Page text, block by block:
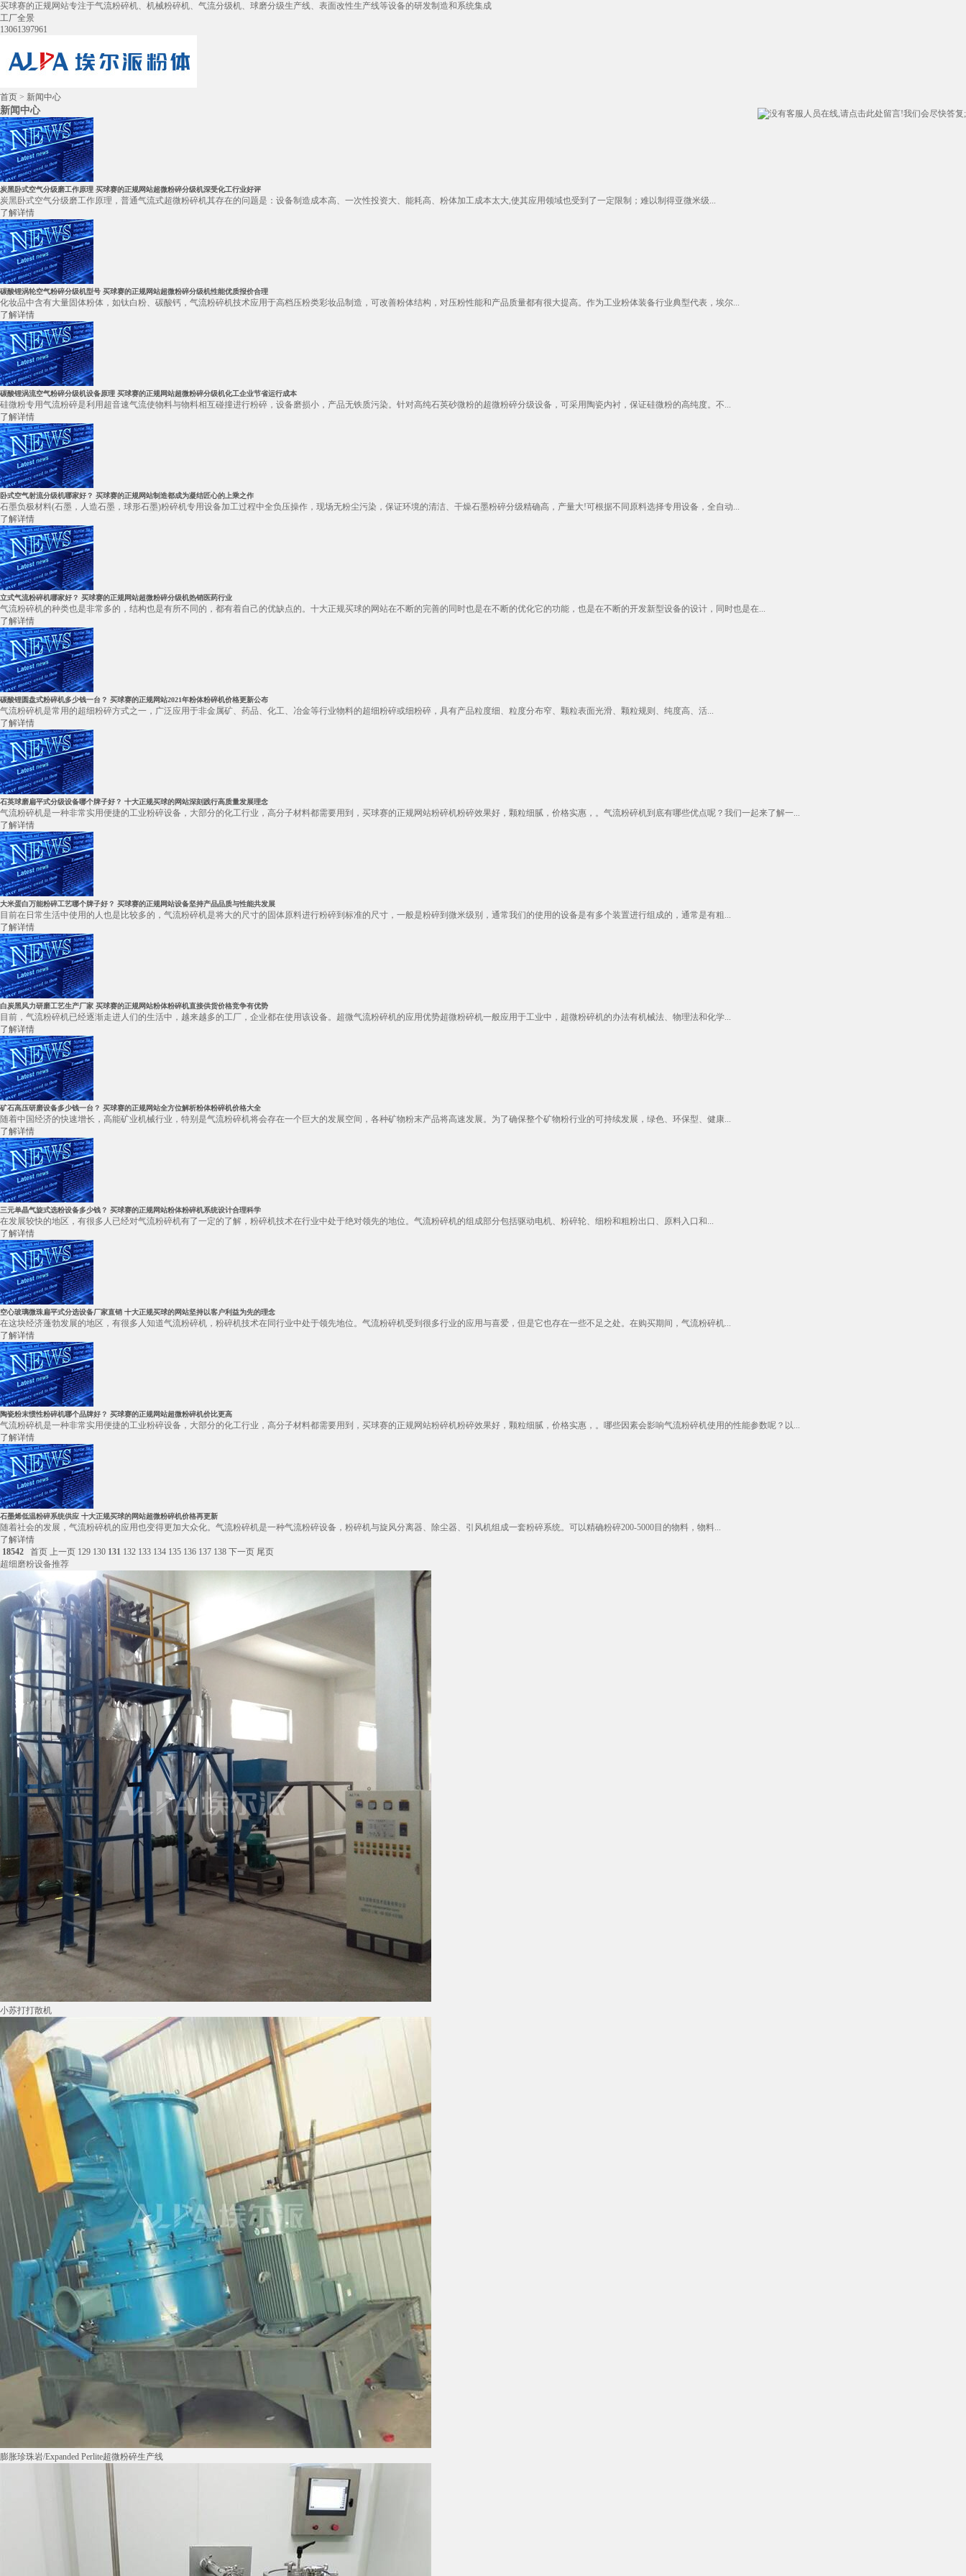
买球赛的正规网站专注于气流粉碎机、机械粉碎机、气流分级机、球磨分级生产线、表面改性生产线等设备的研发制造和系统集成
工厂全景
13061397961
首页 > 新闻中心
新闻中心
炭黑卧式空气分级磨工作原理 买球赛的正规网站超微粉碎分级机深受化工行业好评
炭黑卧式空气分级磨工作原理，普通气流式超微粉碎机其存在的问题是：设备制造成本高、一次性投资大、能耗高、粉体加工成本太大,使其应用领域也受到了一定限制；难以制得亚微米级...
了解详情
碳酸锂涡轮空气粉碎分级机型号 买球赛的正规网站超微粉碎分级机性能优质报价合理
化妆品中含有大量固体粉体，如钛白粉、碳酸钙，气流粉碎机技术应用于高档压粉类彩妆品制造，可改善粉体结构，对压粉性能和产品质量都有很大提高。作为工业粉体装备行业典型代表，埃尔...
了解详情
碳酸锂涡流空气粉碎分级机设备原理 买球赛的正规网站超微粉碎分级机化工企业节省运行成本
硅微粉专用气流粉碎是利用超音速气流使物料与物料相互碰撞进行粉碎，设备磨损小，产品无铁质污染。针对高纯石英砂微粉的超微粉碎分级设备，可采用陶瓷内衬，保证硅微粉的高纯度。不...
了解详情
卧式空气射流分级机哪家好？ 买球赛的正规网站制造都成为凝结匠心的上乘之作
石墨负极材料(石墨，人造石墨，球形石墨)粉碎机专用设备加工过程中全负压操作，现场无粉尘污染，保证环境的清洁、干燥石墨粉碎分级精确高，产量大!可根据不同原料选择专用设备，全自动...
了解详情
立式气流粉碎机哪家好？ 买球赛的正规网站超微粉碎分级机热销医药行业
气流粉碎机的种类也是非常多的，结构也是有所不同的，都有着自己的优缺点的。十大正规买球的网站在不断的完善的同时也是在不断的优化它的功能，也是在不断的开发新型设备的设计，同时也是在...
了解详情
碳酸锂圆盘式粉碎机多少钱一台？ 买球赛的正规网站2021年粉体粉碎机价格更新公布
气流粉碎机是常用的超细粉碎方式之一，广泛应用于非金属矿、药品、化工、冶金等行业物料的超细粉碎或细粉碎，具有产品粒度细、粒度分布窄、颗粒表面光滑、颗粒规则、纯度高、活...
了解详情
石英球磨扁平式分级设备哪个牌子好？ 十大正规买球的网站深刻践行高质量发展理念
气流粉碎机是一种非常实用便捷的工业粉碎设备，大部分的化工行业，高分子材料都需要用到，买球赛的正规网站粉碎机粉碎效果好，颗粒细腻，价格实惠，。气流粉碎机到底有哪些优点呢？我们一起来了解一...
了解详情
大米蛋白万能粉碎工艺哪个牌子好？ 买球赛的正规网站设备坚持产品品质与性能共发展
目前在日常生活中使用的人也是比较多的，气流粉碎机是将大的尺寸的固体原料进行粉碎到标准的尺寸，一般是粉碎到微米级别，通常我们的使用的设备是有多个装置进行组成的，通常是有粗...
了解详情
白炭黑风力研磨工艺生产厂家 买球赛的正规网站粉体粉碎机直接供货价格竞争有优势
目前，气流粉碎机已经逐渐走进人们的生活中，越来越多的工厂，企业都在使用该设备。超微气流粉碎机的应用优势超微粉碎机一般应用于工业中，超微粉碎机的办法有机械法、物理法和化学...
了解详情
矿石高压研磨设备多少钱一台？ 买球赛的正规网站全方位解析粉体粉碎机价格大全
随着中国经济的快速增长，高能矿业机械行业，特别是气流粉碎机将会存在一个巨大的发展空间，各种矿物粉末产品将高速发展。为了确保整个矿物粉行业的可持续发展，绿色、环保型、健康...
了解详情
三元单晶气旋式选粉设备多少钱？ 买球赛的正规网站粉体粉碎机系统设计合理科学
在发展较快的地区，有很多人已经对气流粉碎机有了一定的了解，粉碎机技术在行业中处于绝对领先的地位。气流粉碎机的组成部分包括驱动电机、粉碎轮、细粉和粗粉出口、原料入口和...
了解详情
空心玻璃微珠扁平式分选设备厂家直销 十大正规买球的网站坚持以客户利益为先的理念
在这块经济蓬勃发展的地区，有很多人知道气流粉碎机，粉碎机技术在同行业中处于领先地位。气流粉碎机受到很多行业的应用与喜爱，但是它也存在一些不足之处。在购买期间，气流粉碎机...
了解详情
陶瓷粉末惯性粉碎机哪个品牌好？ 买球赛的正规网站超微粉碎机价比更高
气流粉碎机是一种非常实用便捷的工业粉碎设备，大部分的化工行业，高分子材料都需要用到，买球赛的正规网站粉碎机粉碎效果好，颗粒细腻，价格实惠，。哪些因素会影响气流粉碎机使用的性能参数呢？以...
了解详情
石墨烯低温粉碎系统供应 十大正规买球的网站超微粉碎机价格再更新
随着社会的发展，气流粉碎机的应用也变得更加大众化。气流粉碎机是一种气流粉碎设备，粉碎机与旋风分离器、除尘器、引风机组成一套粉碎系统。可以精确粉碎200-5000目的物料，物料...
了解详情
18542
首页 上一页 129 130 131 132 133 134 135 136 137 138 下一页 尾页
超细磨粉设备推荐
小苏打打散机
膨胀珍珠岩/Expanded Perlite超微粉碎生产线